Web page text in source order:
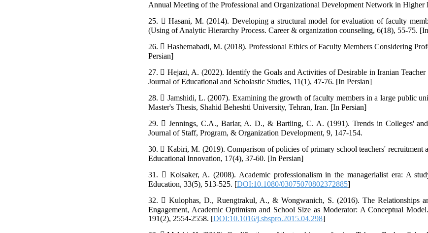
Annual Meeting of the Professional and Organizational Development Network in Higher
25.  Hasani, M. (2014). Developing a structural model for evaluation of faculty
(Using of Analytic Hierarchy Process. Career & organization counseling, 6(18), 55-75.
26.  Hashemabadi, M. (2018). Professional Ethics of Faculty Members Considering
Persian]
27.  Hejazi, A. (2022). Identify the Goals and Activities of Desirable in Iranian
Journal of Educational and Scholastic Studies, 11(1), 47-76. [In Persian]
28.  Jamshidi, L. (2007). Examining the growth of faculty members in a large public
Master's Thesis, Shahid Beheshti University, Tehran, Iran. [In Persian]
29.  Jennings, C.A., Barlar, A. D., & Bartling, C. A. (1991). Trends in Colleges'
Journal of Staff, Program, & Organization Development, 9, 147-154.
30.  Kabiri, M. (2019). Comparison of policies of primary school teachers' recruitment
Educational Innovation, 17(4), 37-60. [In Persian]
31.  Kolsaker, A. (2008). Academic professionalism in the managerialist era: A
Education, 33(5), 513-525. [DOI:10.1080/03075070802372885]
32.  Kulophas, D., Ruengtrakul, A., & Wongwanich, S. (2016). The Relationships
Engagement, Academic Optimism and School Size as Moderator: A Conceptual
191(2), 2554-2558. [DOI:10.1016/j.sbspro.2015.04.298]